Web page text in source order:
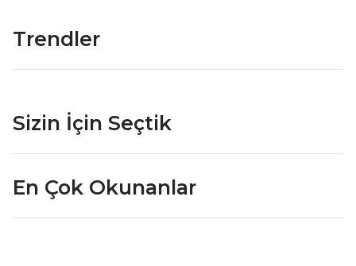
Trendler
Sizin İçin Seçtik
En Çok Okunanlar